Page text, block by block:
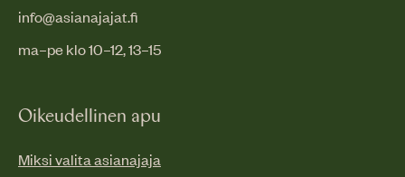
info@asianajajat.fi
ma–pe klo 10–12, 13–15
Oikeudellinen apu
Miksi valita asianajaja